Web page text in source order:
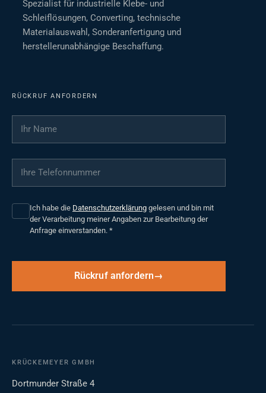
Spezialist für industrielle Klebe- und
Schleiflösungen, Converting, technische
Materialauswahl, Sonderanfertigung und
herstellerunabhängige Beschaffung.
RÜCKRUF ANFORDERN
Ihr Name
Ihre Telefonnummer
Ich habe die Datenschutzerklärung gelesen und bin mit
der Verarbeitung meiner Angaben zur Bearbeitung der
Anfrage einverstanden. *
Rückruf anfordern
KRÜCKEMEYER GMBH
Dortmunder Straße 4